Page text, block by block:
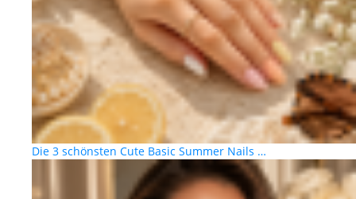
Die 3 schönsten Cute Basic Summer Nails …